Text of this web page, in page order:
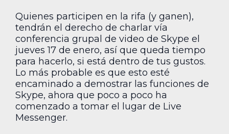
Quienes participen en la rifa (y ganen),
tendrán el derecho de charlar vía
conferencia grupal de video de Skype el
jueves 17 de enero, así que queda tiempo
para hacerlo, si está dentro de tus gustos.
Lo más probable es que esto esté
encaminado a demostrar las funciones de
Skype, ahora que poco a poco ha
comenzado a tomar el lugar de Live
Messenger.